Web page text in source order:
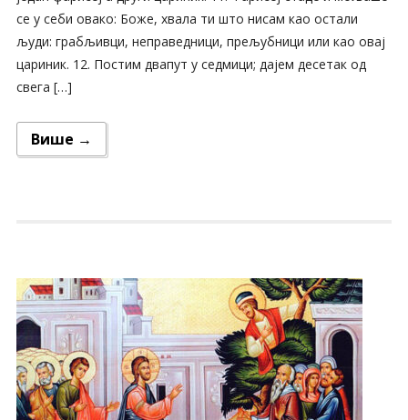
се у себи овако: Боже, хвала ти што нисам као остали
људи: грабљивци, неправедници, прељубници или као овај
цариник. 12. Постим двапут у седмици; дајем десетак од
свега […]
Више →